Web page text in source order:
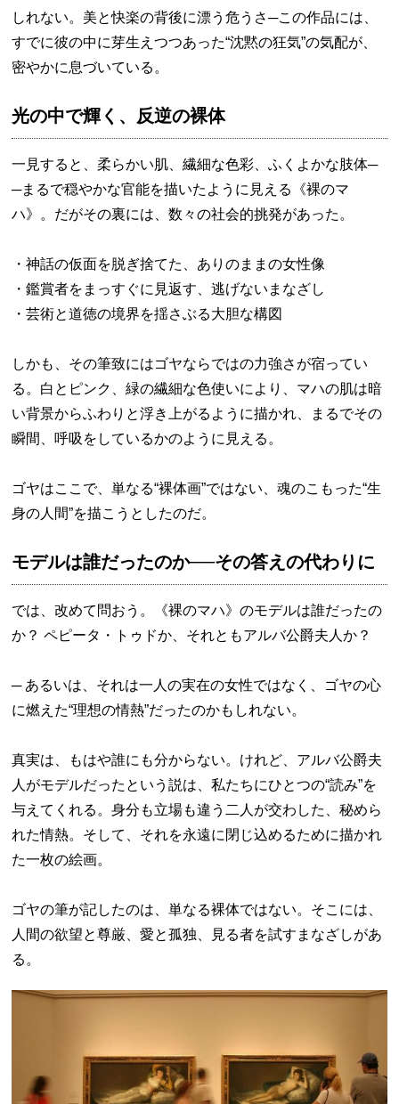
しれない。美と快楽の背後に漂う危うさ─この作品には、
すでに彼の中に芽生えつつあった“沈黙の狂気”の気配が、
密やかに息づいている。
光の中で輝く、反逆の裸体
一見すると、柔らかい肌、繊細な色彩、ふくよかな肢体─
─まるで穏やかな官能を描いたように見える《裸のマ
ハ》。だがその裏には、数々の社会的挑発があった。
・神話の仮面を脱ぎ捨てた、ありのままの女性像
・鑑賞者をまっすぐに見返す、逃げないまなざし
・芸術と道徳の境界を揺さぶる大胆な構図
しかも、その筆致にはゴヤならではの力強さが宿ってい
る。白とピンク、緑の繊細な色使いにより、マハの肌は暗
い背景からふわりと浮き上がるように描かれ、まるでその
瞬間、呼吸をしているかのように見える。
ゴヤはここで、単なる“裸体画”ではない、魂のこもった“生
身の人間”を描こうとしたのだ。
モデルは誰だったのか──その答えの代わりに
では、改めて問おう。《裸のマハ》のモデルは誰だったの
か？ ペピータ・トゥドか、それともアルバ公爵夫人か？
─ あるいは、それは一人の実在の女性ではなく、ゴヤの心
に燃えた“理想の情熱”だったのかもしれない。
真実は、もはや誰にも分からない。けれど、アルバ公爵夫
人がモデルだったという説は、私たちにひとつの“読み”を
与えてくれる。身分も立場も違う二人が交わした、秘めら
れた情熱。そして、それを永遠に閉じ込めるために描かれ
た一枚の絵画。
ゴヤの筆が記したのは、単なる裸体ではない。そこには、
人間の欲望と尊厳、愛と孤独、見る者を試すまなざしがあ
る。